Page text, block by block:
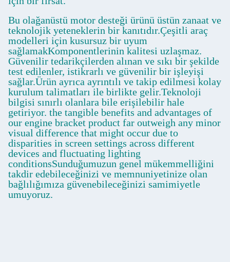
Bu olağanüstü motor desteği ürünü üstün zanaat ve
teknolojik yeteneklerin bir kanıtıdır.Çeşitli araç
modelleri için kusursuz bir uyum
sağlamakKomponentlerinin kalitesi uzlaşmaz.
Güvenilir tedarikçilerden alınan ve sıkı bir şekilde
test edilenler, istikrarlı ve güvenilir bir işleyişi
sağlar.Ürün ayrıca ayrıntılı ve takip edilmesi kolay
kurulum talimatları ile birlikte gelir.Teknoloji
bilgisi sınırlı olanlara bile erişilebilir hale
getiriyor. the tangible benefits and advantages of
our engine bracket product far outweigh any minor
visual difference that might occur due to
disparities in screen settings across different
devices and fluctuating lighting
conditionsSunduğumuzun genel mükemmelliğini
takdir edebileceğinizi ve memnuniyetinize olan
bağlılığımıza güvenebileceğinizi samimiyetle
umuyoruz.